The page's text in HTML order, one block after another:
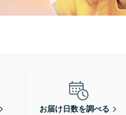
お届け日数を調べる